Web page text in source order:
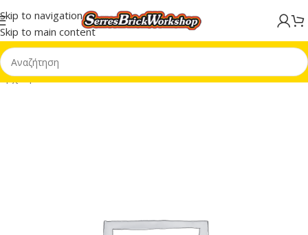
Skip to navigation
Skip to main content
Αρχική σελίδα/LEGO® Star Wars™